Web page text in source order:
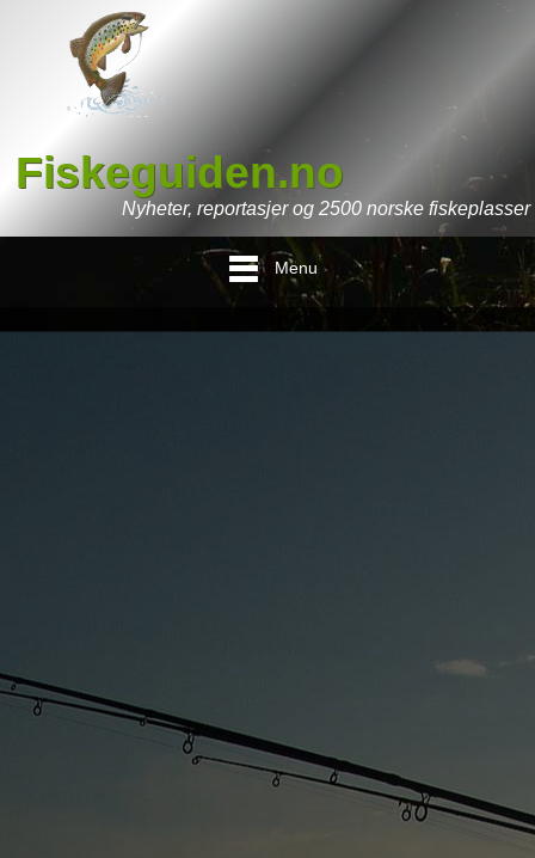
Fiskeguiden.no
Nyheter, reportasjer og 2500 norske fiskeplasser
Menu